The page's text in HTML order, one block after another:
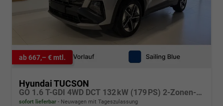
ab 667,– € mtl.
Hyundai TUCSON
GO 1.6 T-GDI 4WD DCT 132 kW (179 PS) 2-Zonen-Klimaautomatik, Sitzheizung, Lenkradheizung, Navigationssystem, DAB, Android Auto, Apple CarPlay, Rückfahrkamera, Einparkhilfe vorne und hinten, 18 Zoll Leichtmetallfelgen, uvm.
sofort lieferbar Neuwagen mit Tageszulassung